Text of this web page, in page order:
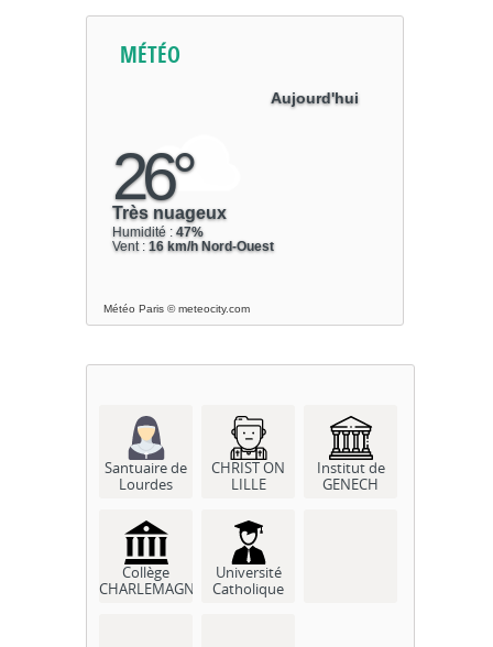
MÉTÉO
Météo Paris © meteocity.com
Santuaire de
Lourdes
CHRIST ON
LILLE
Institut de
GENECH
Collège
CHARLEMAGNE
Université
Catholique